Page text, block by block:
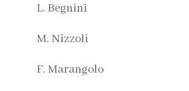
L. Begnini
M. Nizzoli
F. Marangolo